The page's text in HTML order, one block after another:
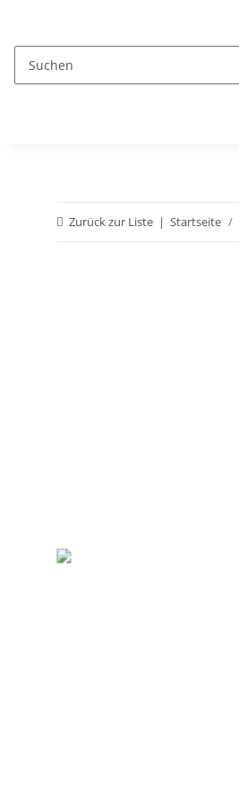
Zurück zur Liste Startseite